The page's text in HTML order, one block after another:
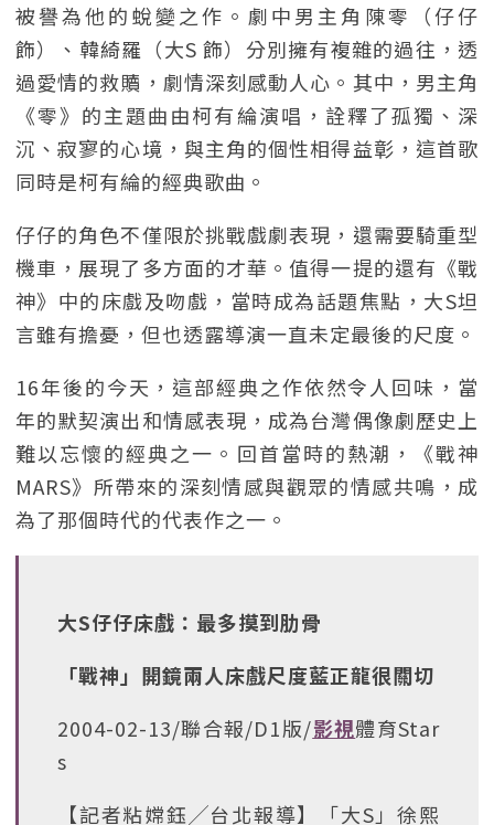
被譽為他的蛻變之作。劇中男主角陳零（仔仔
飾）、韓綺羅（大S 飾）分別擁有複雜的過往，透
過愛情的救贖，劇情深刻感動人心。其中，男主角
《零》的主題曲由柯有綸演唱，詮釋了孤獨、深
沉、寂寥的心境，與主角的個性相得益彰，這首歌
同時是柯有綸的經典歌曲。
仔仔的角色不僅限於挑戰戲劇表現，還需要騎重型
機車，展現了多方面的才華。值得一提的還有《戰
神》中的床戲及吻戲，當時成為話題焦點，大S坦
言雖有擔憂，但也透露導演一直未定最後的尺度。
16年後的今天，這部經典之作依然令人回味，當
年的默契演出和情感表現，成為台灣偶像劇歷史上
難以忘懷的經典之一。回首當時的熱潮，《戰神
MARS》所帶來的深刻情感與觀眾的情感共鳴，成
為了那個時代的代表作之一。
大S仔仔床戲：最多摸到肋骨
「戰神」開鏡兩人床戲尺度藍正龍很關切
2004-02-13/聯合報/D1版/影視體育Star
s
【記者粘嫦鈺╱台北報導】「大S」徐熙